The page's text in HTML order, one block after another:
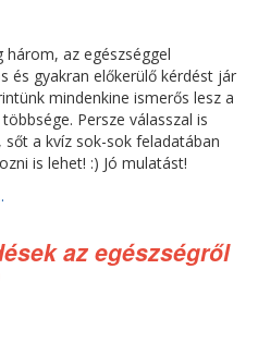
három, az egészséggel
és gyakran előkerülő kérdést jár
mindenkine ismerős lesz a
Persze válasszal is
sőt a kvíz sok-sok feladatában
is lehet! :) Jó mulatást!
az egészségről